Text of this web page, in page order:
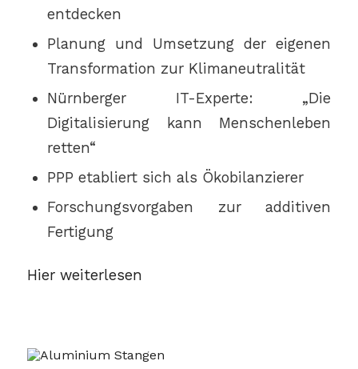
entdecken
Planung und Umsetzung der eigenen
Transformation zur Klimaneutralität
Nürnberger IT-Experte: „Die
Digitalisierung kann Menschenleben
retten“
PPP etabliert sich als Ökobilanzierer
Forschungsvorgaben zur additiven
Fertigung
Hier weiterlesen